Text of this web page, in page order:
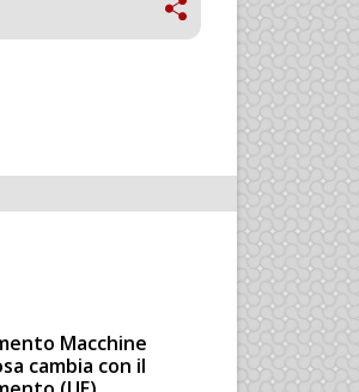
NEWS
Macchine
cambia con il